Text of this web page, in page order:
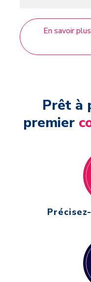
En savoir
Prêt à
premier